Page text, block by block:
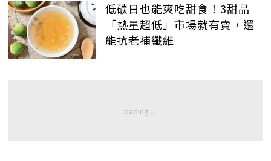
低碳日也能爽吃甜食！3甜品
「熱量超低」市場就有賣，還
能抗老補纖維